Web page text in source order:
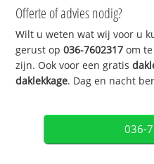
Offerte of advies nodig?
Wilt u weten wat wij voor u
gerust op036-7602317 om
zijn. Ook voor een gratis
daklekkage. Dag en nacht
036-